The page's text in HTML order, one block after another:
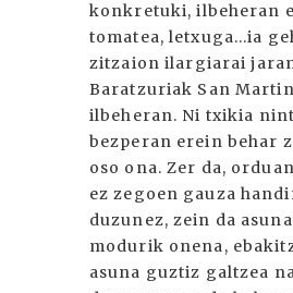
konkretuki, ilbeheran
tomatea, letxuga...ia
zitzaion ilargiarai
Baratzuriak San
ilbeheran. Ni txikia
bezperan erein behar
oso ona. Zer da,
ez zegoen gauza
duzunez, zein da
modurik onena,
asuna guztiz galtzea